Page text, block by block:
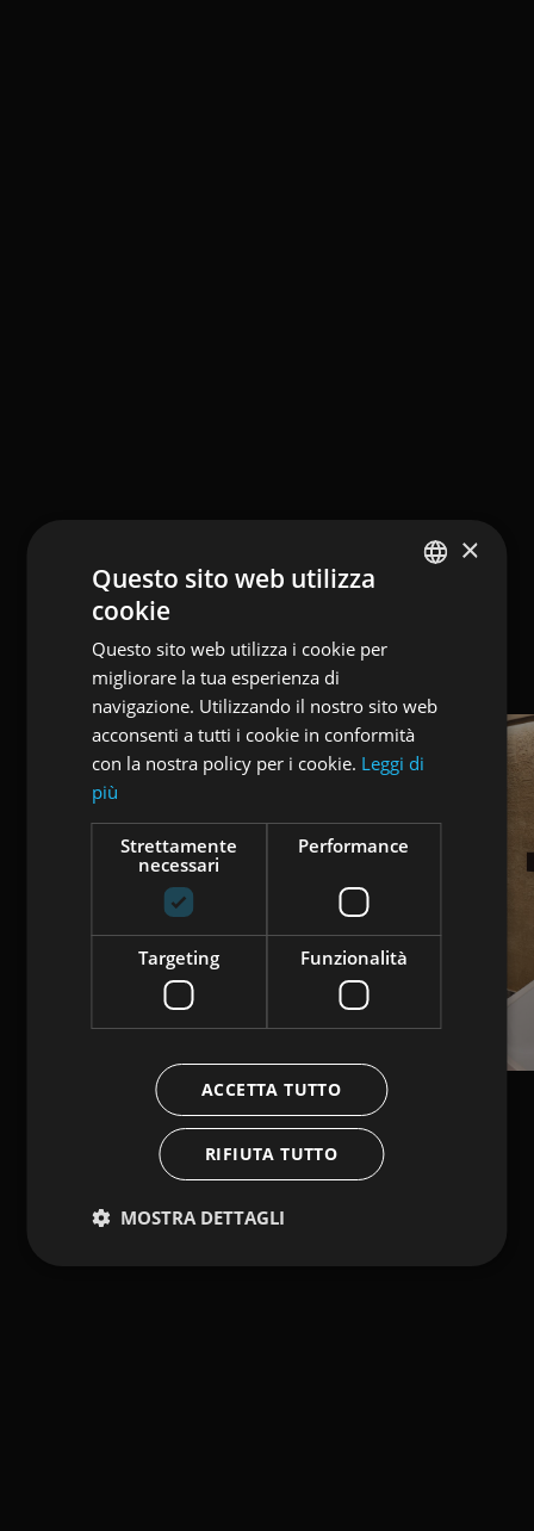
GERMAN
×
Questo sito web utilizza
cookie
Questo sito web utilizza i cookie per
migliorare la tua esperienza di
navigazione. Utilizzando il nostro sito web
acconsenti a tutti i cookie in conformità
con la nostra policy per i cookie. Leggi di
più
Strettamente
necessari
Performance
Targeting Funzionalità
ACCETTA TUTTO
RIFIUTA TUTTO
MOSTRA DETTAGLI